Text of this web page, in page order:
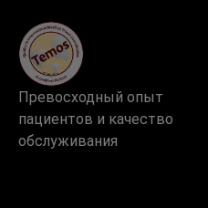
Превосходный опыт
пациентов и качество
обслуживания